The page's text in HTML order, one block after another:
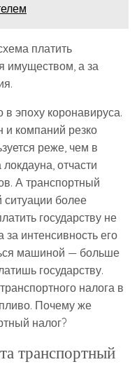
платить
имуществом, а за
эпоху коронавируса.
компаний резко
реже, чем в
отчасти
А транспортный
ситуации более
государству не
интенсивность его
машиной — больше
государству.
налога в
Почему же
налог?
транспортный